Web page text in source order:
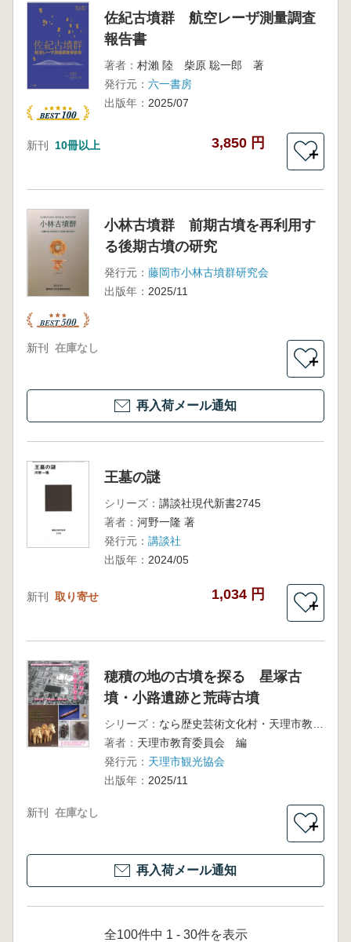
佐紀古墳群 航空レーザ測量調査
報告書
著者： 村瀨 陸 柴原 聡一郎 著
発行元： 六一書房
出版年： 2025/07
新刊 10冊以上 3,850 円
＋
小林古墳群 前期古墳を再利用す
る後期古墳の研究
発行元： 藤岡市小林古墳群研究会
出版年： 2025/11
新刊 在庫なし
＋
再入荷メール通知
王墓の謎
シリーズ： 講談社現代新書2745
著者： 河野一隆 著
発行元： 講談社
出版年： 2024/05
新刊 取り寄せ 1,034 円
＋
穂積の地の古墳を探る 星塚古
墳・小路遺跡と荒蒔古墳
シリーズ：
著者： 天理市教育委員会 編
発行元： 天理市観光協会
出版年： 2025/11
新刊 在庫なし
＋
再入荷メール通知
全100件中 1 - 30件を表示